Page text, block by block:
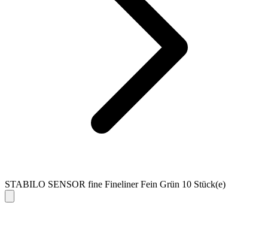
STABILO SENSOR fine Fineliner Fein Grün 10 Stück(e)